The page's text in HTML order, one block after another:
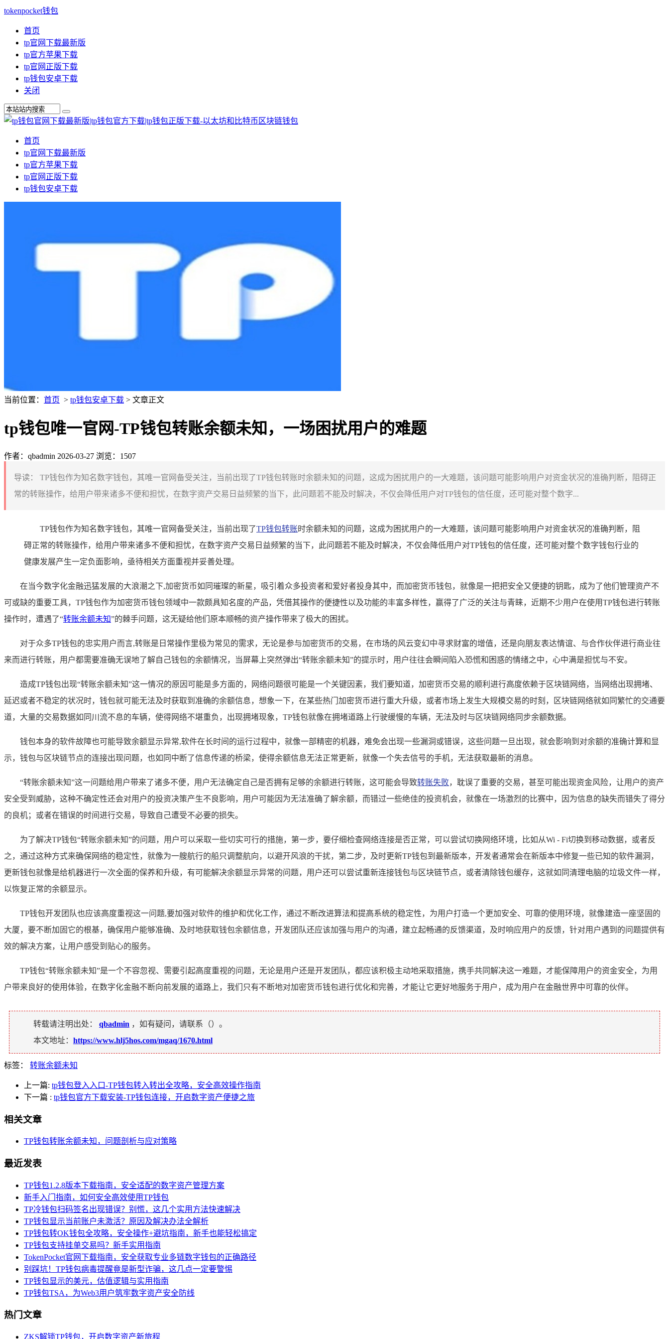
tokenpocket钱包
首页
tp官网下载最新版
tp官方苹果下载
tp官网正版下载
tp钱包安卓下载
关闭
首页
tp官网下载最新版
tp官方苹果下载
tp官网正版下载
tp钱包安卓下载
当前位置： 首页 > tp钱包安卓下载 > 文章正文
tp钱包唯一官网-TP钱包转账余额未知，一场困扰用户的难题
作者：qbadmin 2026-03-27 浏览：1507
导读：
TP钱包作为知名数字钱包，其唯一官网备受关注，当前出现了TP钱包转账时余额未知的问题，这成为困扰用户的一大难题，该问题可能影响用户对资金状况的准确判断，阻碍正
常的转账操作，给用户带来诸多不便和担忧，在数字资产交易日益频繁的当下，此问题若不能及时解决，不仅会降低用户对TP钱包的信任度，还可能对整个数字...
TP钱包作为知名数字钱包，其唯一官网备受关注，当前出现了TP钱包转账时余额未知的问题，这成为困扰用户的一大难题，该问题可能影响用户对资金状况的准确判断，阻
碍正常的转账操作，给用户带来诸多不便和担忧，在数字资产交易日益频繁的当下，此问题若不能及时解决，不仅会降低用户对TP钱包的信任度，还可能对整个数字钱包行业的
健康发展产生一定负面影响，亟待相关方面重视并妥善处理。
在当今数字化金融迅猛发展的大浪潮之下,加密货币如同璀璨的新星，吸引着众多投资者和爱好者投身其中，而加密货币钱包，就像是一把把安全又便捷的钥匙，成为了他们管理资产不
可或缺的重要工具，TP钱包作为加密货币钱包领域中一款颇具知名度的产品，凭借其操作的便捷性以及功能的丰富多样性，赢得了广泛的关注与青睐，近期不少用户在使用TP钱包进行转账
操作时，遭遇了“转账余额未知”的棘手问题，这无疑给他们原本顺畅的资产操作带来了极大的困扰。
对于众多TP钱包的忠实用户而言,转账是日常操作里极为常见的需求，无论是参与加密货币的交易，在市场的风云变幻中寻求财富的增值，还是向朋友表达情谊、与合作伙伴进行商业往
来而进行转账，用户都需要准确无误地了解自己钱包的余额情况，当屏幕上突然弹出“转账余额未知”的提示时，用户往往会瞬间陷入恐慌和困惑的情绪之中，心中满是担忧与不安。
造成TP钱包出现“转账余额未知”这一情况的原因可能是多方面的，网络问题很可能是一个关键因素，我们要知道，加密货币交易的顺利进行高度依赖于区块链网络，当网络出现拥堵、
延迟或者不稳定的状况时，钱包就可能无法及时获取到准确的余额信息，想象一下，在某些热门加密货币进行重大升级，或者市场上发生大规模交易的时刻，区块链网络就如同繁忙的交通要
道，大量的交易数据如同川流不息的车辆，使得网络不堪重负，出现拥堵现象，TP钱包就像在拥堵道路上行驶缓慢的车辆，无法及时与区块链网络同步余额数据。
钱包本身的软件故障也可能导致余额显示异常,软件在长时间的运行过程中，就像一部精密的机器，难免会出现一些漏洞或错误，这些问题一旦出现，就会影响到对余额的准确计算和显
示，钱包与区块链节点的连接出现问题，也如同中断了信息传递的桥梁，使得余额信息无法正常更新，就像一个失去信号的手机，无法获取最新的消息。
“转账余额未知”这一问题给用户带来了诸多不便，用户无法确定自己是否拥有足够的余额进行转账，这可能会导致转账失败，耽误了重要的交易，甚至可能出现资金风险，让用户的资产
安全受到威胁，这种不确定性还会对用户的投资决策产生不良影响，用户可能因为无法准确了解余额，而错过一些绝佳的投资机会，就像在一场激烈的比赛中，因为信息的缺失而错失了得分
的良机；或者在错误的时间进行交易，导致自己遭受不必要的损失。
为了解决TP钱包“转账余额未知”的问题，用户可以采取一些切实可行的措施，第一步，要仔细检查网络连接是否正常，可以尝试切换网络环境，比如从Wi - Fi切换到移动数据，或者反
之，通过这种方式来确保网络的稳定性，就像为一艘航行的船只调整航向，以避开风浪的干扰，第二步，及时更新TP钱包到最新版本，开发者通常会在新版本中修复一些已知的软件漏洞，
更新钱包就像是给机器进行一次全面的保养和升级，有可能解决余额显示异常的问题，用户还可以尝试重新连接钱包与区块链节点，或者清除钱包缓存，这就如同清理电脑的垃圾文件一样，
以恢复正常的余额显示。
TP钱包开发团队也应该高度重视这一问题,要加强对软件的维护和优化工作，通过不断改进算法和提高系统的稳定性，为用户打造一个更加安全、可靠的使用环境，就像建造一座坚固的
大厦，要不断加固它的根基，确保用户能够准确、及时地获取钱包余额信息，开发团队还应该加强与用户的沟通，建立起畅通的反馈渠道，及时响应用户的反馈，针对用户遇到的问题提供有
效的解决方案，让用户感受到贴心的服务。
TP钱包“转账余额未知”是一个不容忽视、需要引起高度重视的问题，无论是用户还是开发团队，都应该积极主动地采取措施，携手共同解决这一难题，才能保障用户的资金安全，为用
户带来良好的使用体验，在数字化金融不断向前发展的道路上，我们只有不断地对加密货币钱包进行优化和完善，才能让它更好地服务于用户，成为用户在金融世界中可靠的伙伴。
转载请注明出处： qbadmin ，如有疑问，请联系（）。
本文地址： https://www.hlj5hos.com/mgaq/1670.html
标签： 转账余额未知
上一篇: tp钱包登入入口-TP钱包转入转出全攻略，安全高效操作指南
下一篇 : tp钱包官方下载安装-TP钱包连接，开启数字资产便捷之旅
相关文章
TP钱包转账余额未知，问题剖析与应对策略
最近发表
TP钱包1.2.8版本下载指南，安全适配的数字资产管理方案
新手入门指南，如何安全高效使用TP钱包
TP冷钱包扫码签名出现错误？别慌，这几个实用方法快速解决
TP钱包显示当前账户未激活？原因及解决办法全解析
TP钱包转OK钱包全攻略，安全操作+避坑指南，新手也能轻松搞定
TP钱包支持挂单交易吗？新手实用指南
TokenPocket官网下载指南，安全获取专业多链数字钱包的正确路径
别踩坑！TP钱包病毒提醒竟是新型诈骗，这几点一定要警惕
TP钱包显示的美元，估值逻辑与实用指南
TP钱包TSA，为Web3用户筑牢数字资产安全防线
热门文章
ZKS解锁TP钱包，开启数字资产新旅程